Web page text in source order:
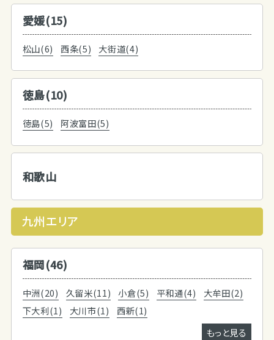
愛媛(15)
松山(6) 西条(5) 大街道(4)
徳島(10)
徳島(5) 阿波富田(5)
和歌山
九州エリア
福岡(46)
中洲(20) 久留米(11) 小倉(5) 平和通(4)
大牟田(2)
下大利(1)
大川市(1)
西新(1)
もっと見る